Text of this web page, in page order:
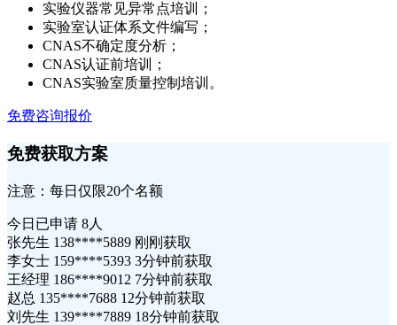
实验仪器常见异常点培训；
实验室认证体系文件编写；
CNAS不确定度分析；
CNAS认证前培训；
CNAS实验室质量控制培训。
免费咨询报价
免费获取方案
注意：每日仅限20个名额
今日已申请 8人
张先生 138****5889 刚刚获取
李女士 159****5393 3分钟前获取
王经理 186****9012 7分钟前获取
赵总 135****7688 12分钟前获取
刘先生 139****7889 18分钟前获取